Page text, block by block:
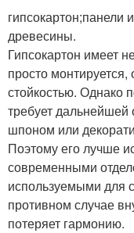
гипсокартон;панели
древесины.
Гипсокартон имеет
просто
стойкостью. Однако
требует дальнейшей
шпоном или
Поэтому его лучше
современными
используемыми для
противном случае
потеряет гармонию.